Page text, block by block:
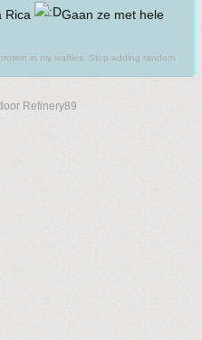
Rica
Gaan ze met hele
in my waffles. Stop adding random
Refinery89